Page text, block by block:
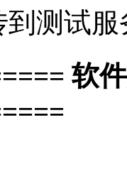
测试服
软